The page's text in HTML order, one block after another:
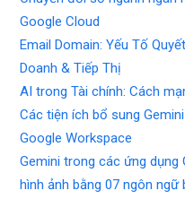
Google Cloud
Email Domain: Yếu Tố
Doanh & Tiếp Thị
AI trong Tài chính: Cách
Các tiện ích bổ sung
Google Workspace
Gemini trong các ứng
hình ảnh bằng 07 ngôn ngữ